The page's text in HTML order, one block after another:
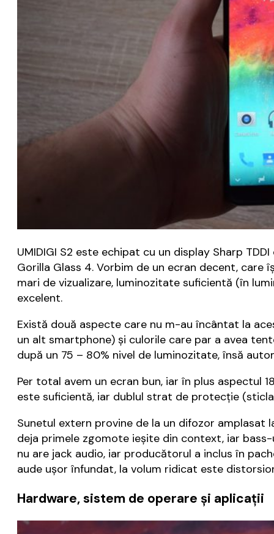
UMIDIGI S2 este echipat cu un display Sharp
Gorilla Glass 4. Vorbim de un ecran decent,
mari de vizualizare, luminozitate suficientă (în
excelent.
Există două aspecte care nu m-au încântat la
un alt smartphone) şi culorile care par a avea
după un 75 – 80% nivel de luminozitate, însă
Per total avem un ecran bun, iar în plus aspectul
este suficientă, iar dublul strat de protecţie
Sunetul extern provine de la un difozor
deja primele zgomote ieşite din context, iar
nu are jack audio, iar producătorul a inclus în
aude uşor înfundat, la volum ridicat este
Hardware, sistem de operare și aplicații